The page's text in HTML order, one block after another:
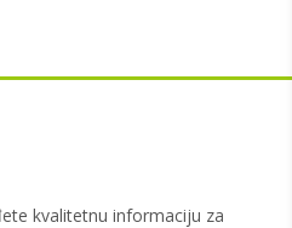
kvalitetnu informaciju za